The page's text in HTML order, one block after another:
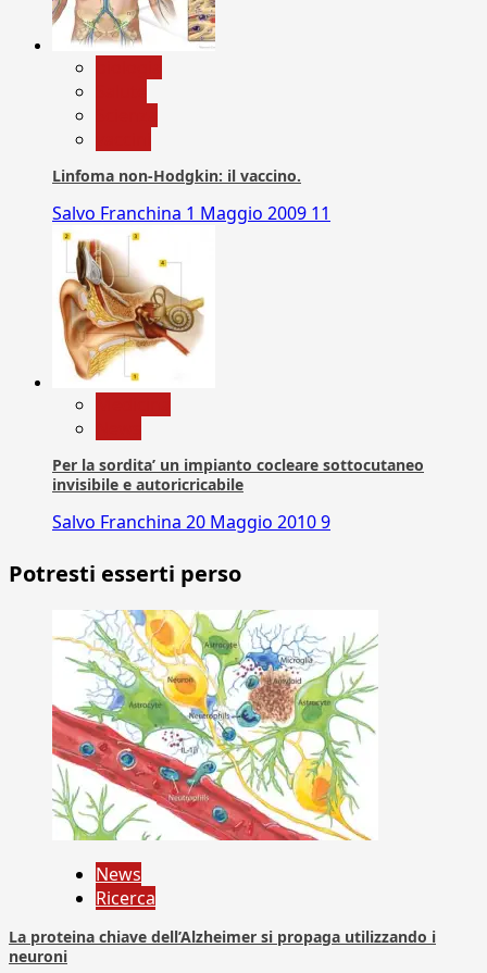
Linfoma non-Hodgkin: il vaccino.
Salvo Franchina 1 Maggio 2009 11
Per la sordita’ un impianto cocleare sottocutaneo
invisibile e autoricricabile
Salvo Franchina 20 Maggio 20109
Potresti esserti perso
News
Ricerca
La proteina chiave dell’Alzheimer si propaga utilizzando i
neuroni